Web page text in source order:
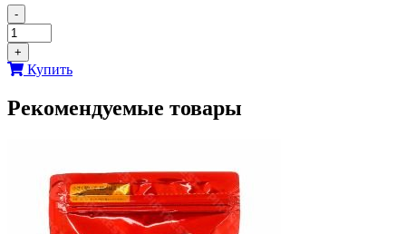
-
+
Купить
Рекомендуемые товары